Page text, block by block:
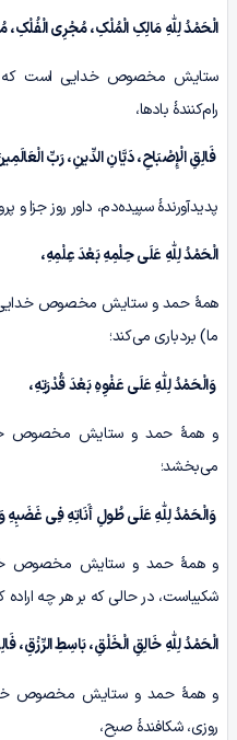
الْحَمْدُ لِلّٰهِ مَالِکِ الْمُلْکِ، مُجْرِی الْفُلْکِ،
ستایش مخصوص خدایی است که
رام‌کنندۀ بادها،
فَالِقِ الْإِصْبَاحِ، دَیَّانِ الدِّینِ، رَبِّ
پدیدآورندۀ سپیده‌دم، داور روز جزا و
الْحَمْدُ لِلّٰهِ عَلَى حِلْمِهِ بَعْدَ عِلْمِهِ،
همۀ حمد و ستایش مخصوص خدایی
ما) بردباری می‌کند؛
وَالْحَمْدُ لِلّٰهِ عَلَى عَفْوِهِ بَعْدَ قُدْرَتِهِ،
و همۀ حمد و ستایش مخصوص
می‌بخشد؛
وَالْحَمْدُ لِلّٰهِ عَلَى طُولِ أَنَاتِهِ فِی غَضَبِهِ
و همۀ حمد و ستایش مخصوص
شکیباست، در حالی که بر هر چه اراده
الْحَمْدُ لِلّٰهِ خَالِقِ الْخَلْقِ، بَاسِطِ الرِّزْقِ،
و همۀ حمد و ستایش مخصوص
روزی، شکافندۀ صبح،